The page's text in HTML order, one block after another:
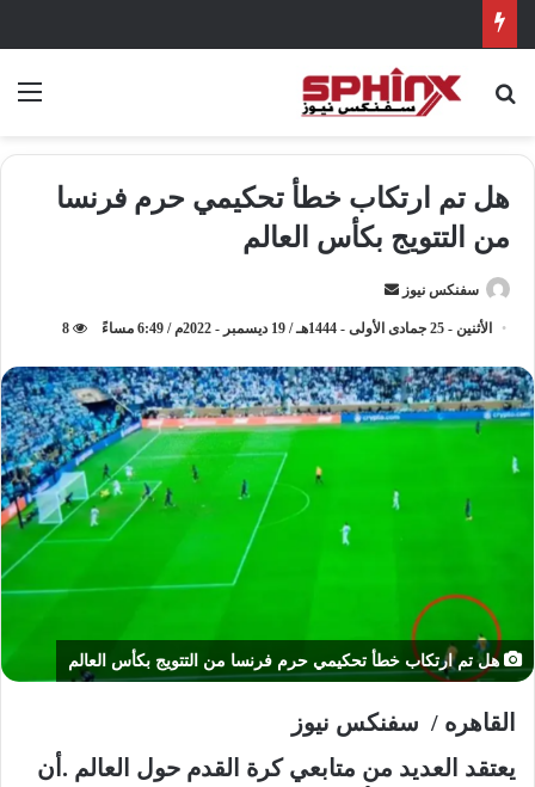
بحث عن
هل تم ارتكاب خطأ تحكيمي حرم فرنسا
من التتويج بكأس العالم
سفنكس نيوز
ر
ل
ب
ر
ر
ن
ا
الأثنين - 25 جمادى الأولى - 1444هـ / 19 ديسمبر - 2022م / 6:49 مساءً 8
هل تم ارتكاب خطأ تحكيمي حرم فرنسا من التتويج بكأس العالم
القاهره / سفنكس نيوز
يعتقد العديد من متابعي كرة القدم حول العالم .أن